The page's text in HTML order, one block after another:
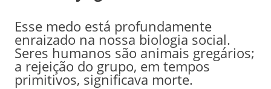
Esse medo está profundamente
enraizado na nossa biologia social.
Seres humanos são animais gregários;
a rejeição do grupo, em tempos
primitivos, significava morte.